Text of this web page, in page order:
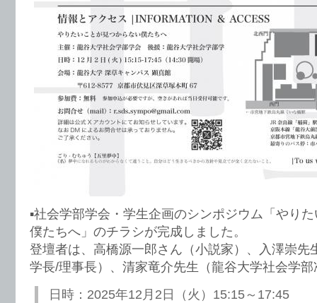
▪️社会学部学会・学生企画のシンポジウム「やり
僕たちへ」のチラシが完成しました。
登壇者は、高橋源一郎さん（小説家）、入澤崇先
学長/理事長）、清家竜介先生（龍谷大学社会学
日時：2025年12月2日（火）15:15～17:45